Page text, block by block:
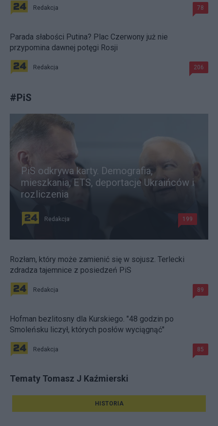
Redakcja 78
Parada słabości Putina? Plac Czerwony już nie
przypomina dawnej potęgi Rosji
Redakcja 206
#PiS
PiS odkrywa karty. Demografia,
mieszkania, ETS, deportacje Ukraińców i
rozliczenia
Redakcja 199
Rozłam, który może zamienić się w sojusz. Terlecki
zdradza tajemnice z posiedzeń PiS
Redakcja 89
Hofman bezlitosny dla Kurskiego. "48 godzin po
Smoleńsku liczył, których posłów wyciągnąć"
Redakcja 85
Tematy Tomasz J Kaźmierski
HISTORIA